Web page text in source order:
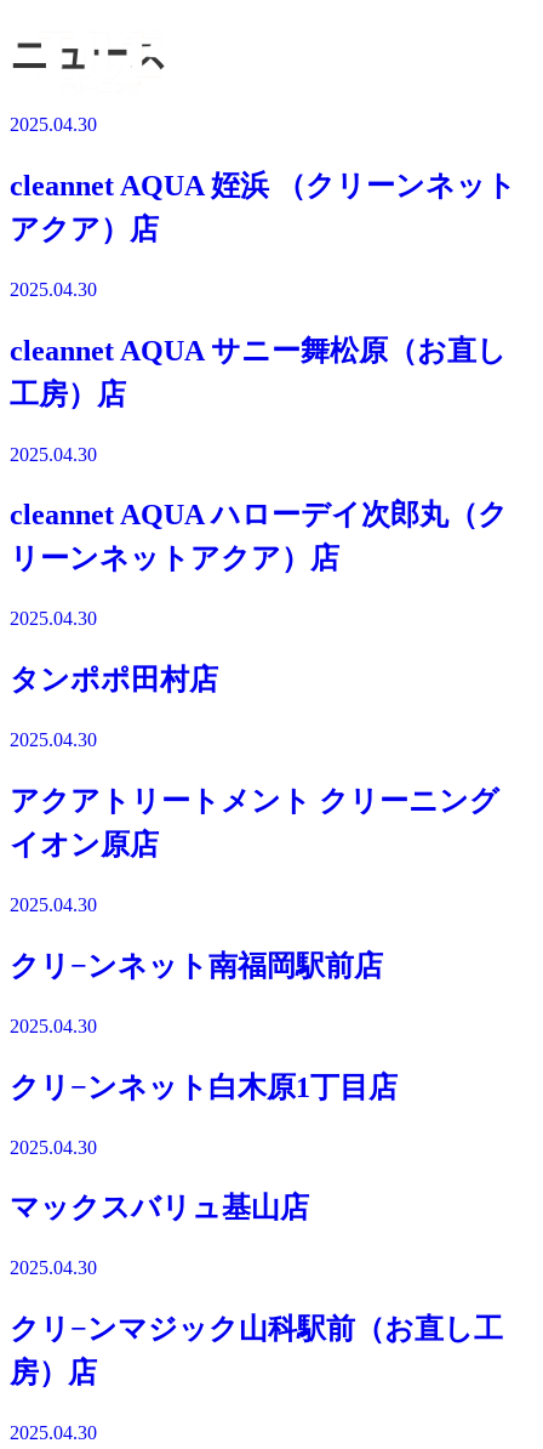
ニュース
2025.04.30
cleannet AQUA 姪浜 （クリーンネット
アクア）店
2025.04.30
cleannet AQUA サニー舞松原（お直し
工房）店
2025.04.30
cleannet AQUA ハローデイ次郎丸（ク
リーンネットアクア）店
2025.04.30
タンポポ田村店
2025.04.30
アクアトリートメント クリーニング
イオン原店
2025.04.30
クリ−ンネット南福岡駅前店
2025.04.30
クリ−ンネット白木原1丁目店
2025.04.30
マックスバリュ基山店
2025.04.30
クリ−ンマジック山科駅前（お直し工
房）店
2025.04.30